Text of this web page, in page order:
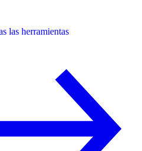
las herramientas